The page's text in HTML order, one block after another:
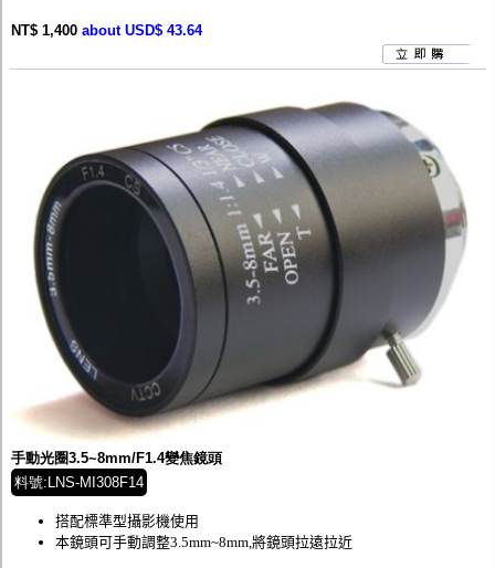
客訂商品
NT$ 1,400 about USD$ 43.64
手動光圈3.5~8mm/F1.4變焦鏡頭
料號:LNS-MI308F14
搭配標準型攝影機使用
本鏡頭可手動調整3.5mm~8mm,將鏡頭拉遠拉近